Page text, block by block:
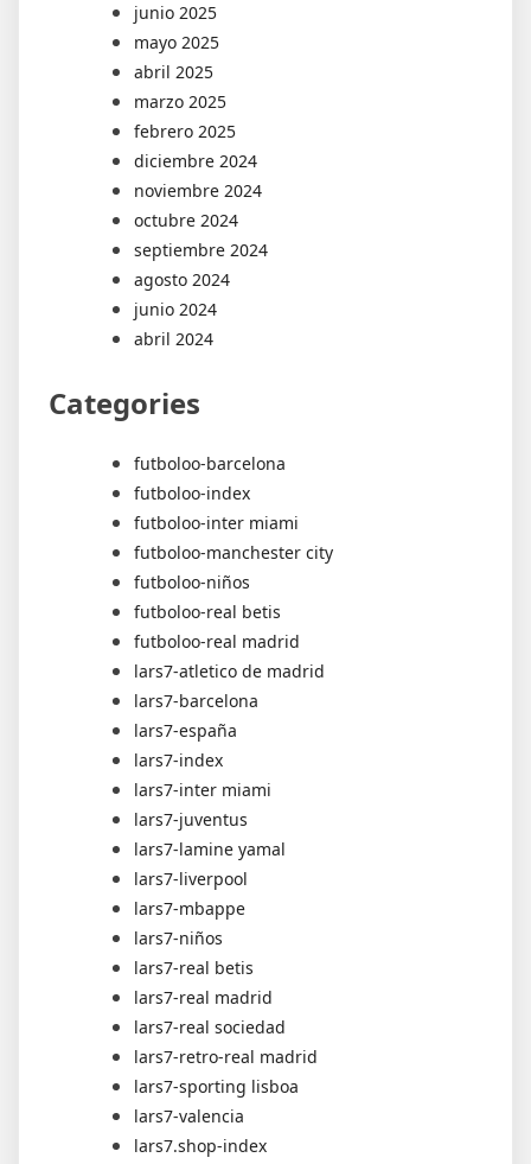
junio 2025
mayo 2025
abril 2025
marzo 2025
febrero 2025
diciembre 2024
noviembre 2024
octubre 2024
septiembre 2024
agosto 2024
junio 2024
abril 2024
Categories
futboloo-barcelona
futboloo-index
futboloo-inter miami
futboloo-manchester city
futboloo-niños
futboloo-real betis
futboloo-real madrid
lars7-atletico de madrid
lars7-barcelona
lars7-españa
lars7-index
lars7-inter miami
lars7-juventus
lars7-lamine yamal
lars7-liverpool
lars7-mbappe
lars7-niños
lars7-real betis
lars7-real madrid
lars7-real sociedad
lars7-retro-real madrid
lars7-sporting lisboa
lars7-valencia
lars7.shop-index